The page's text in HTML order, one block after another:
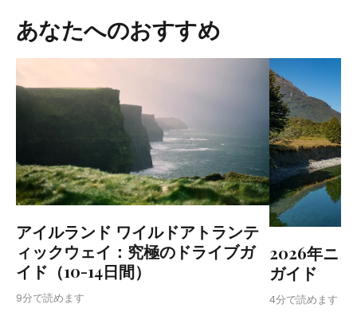
あなたへのおすすめ
アイルランド ワイルドアトランテ
ィックウェイ：究極のドライブガ
イド（10-14日間）
9分で読めます
2026年ニ
ガイド
4分で読めます